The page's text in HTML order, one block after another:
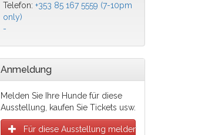
Telefon: +353 85 167 5559 (7-10pm
only)
-
Anmeldung
Melden Sie Ihre Hunde für diese
Ausstellung, kaufen Sie Tickets usw.
Für diese Ausstellung melden